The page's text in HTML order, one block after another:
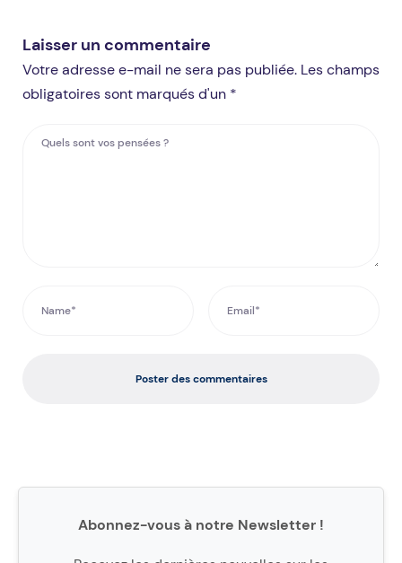
Laisser un commentaire
Votre adresse e-mail ne sera pas publiée. Les champs
obligatoires sont marqués d'un *
Poster des commentaires
Abonnez-vous à notre Newsletter !